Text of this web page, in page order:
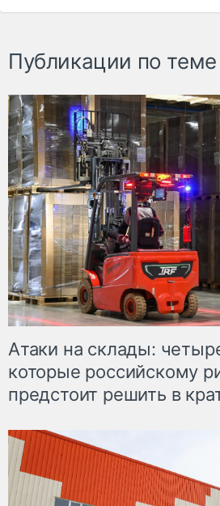
Публикации по теме
Атаки на склады:
которые российскому
предстоит решить в